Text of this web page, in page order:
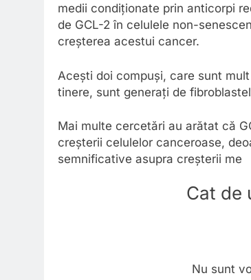
medii condiționate prin anticorpi
de GCL-2 în celulele non-
creșterea acestui cancer.
Acești doi compuși, care sunt
tinere, sunt generați de
Mai multe cercetări au arătat că
creșterii celulelor canceroase,
semnificative asupra creșterii me
Cat de
Nu sunt